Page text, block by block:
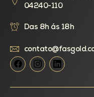
04240-110
Das 8h ás 18h